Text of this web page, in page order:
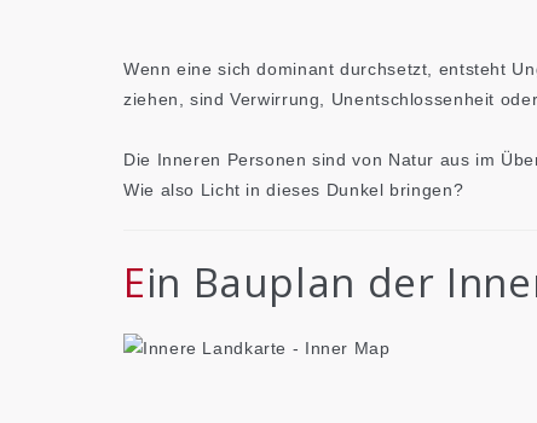
Wenn eine sich dominant durchsetzt, entsteht
ziehen, sind Verwirrung, Unentschlossenheit
Die Inneren Personen sind von Natur aus im
Wie also Licht in dieses Dunkel bringen?
Ein Bauplan der